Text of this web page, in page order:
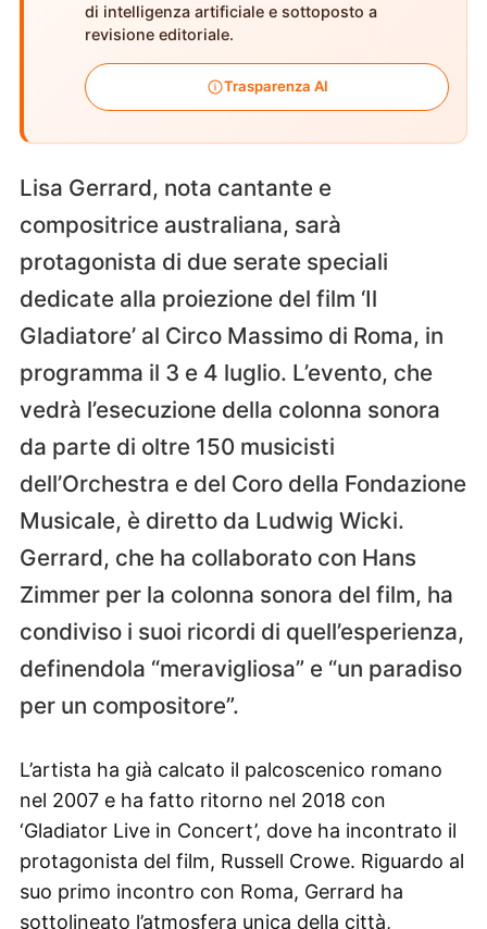
di intelligenza artificiale e sottoposto a
revisione editoriale.
Trasparenza AI
Lisa Gerrard, nota cantante e
compositrice australiana, sarà
protagonista di due serate speciali
dedicate alla proiezione del film ‘Il
Gladiatore’ al Circo Massimo di Roma, in
programma il 3 e 4 luglio. L’evento, che
vedrà l’esecuzione della colonna sonora
da parte di oltre 150 musicisti
dell’Orchestra e del Coro della Fondazione
Musicale, è diretto da Ludwig Wicki.
Gerrard, che ha collaborato con Hans
Zimmer per la colonna sonora del film, ha
condiviso i suoi ricordi di quell’esperienza,
definendola “meravigliosa” e “un paradiso
per un compositore”.
L’artista ha già calcato il palcoscenico romano
nel 2007 e ha fatto ritorno nel 2018 con
‘Gladiator Live in Concert’, dove ha incontrato il
protagonista del film, Russell Crowe. Riguardo al
suo primo incontro con Roma, Gerrard ha
sottolineato l’atmosfera unica della città,